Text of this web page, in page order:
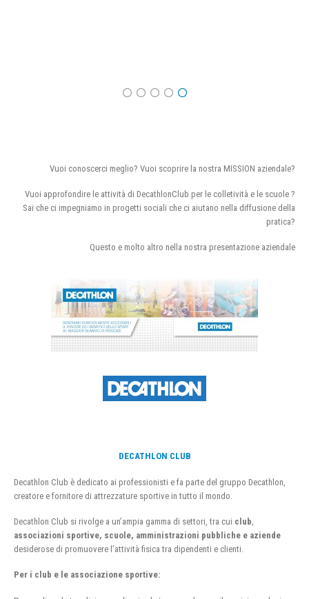
Vuoi conoscerci meglio? Vuoi scoprire la nostra MISSION aziendale?
Vuoi approfondire le attività di DecathlonClub per le colletività e le scuole ?
Sai che ci impegniamo in progetti sociali che ci aiutano nella diffusione della
pratica?
Questo e molto altro nella nostra presentazione aziendale
DECATHLON CLUB
Decathlon Club è dedicato ai professionisti e fa parte del gruppo Decathlon,
creatore e fornitore di attrezzature sportive in tutto il mondo.
Decathlon Club si rivolge a un’ampia gamma di settori, tra cui club
associazioni sportive, scuole, amministrazioni pubbliche e aziende
desiderose di promuovere l’attività fisica tra dipendenti e clienti.
Per i club e le associazione sportive: